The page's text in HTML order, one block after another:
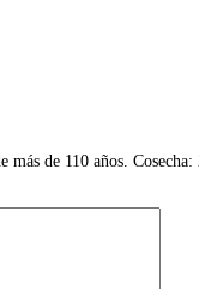
más de 110 años.